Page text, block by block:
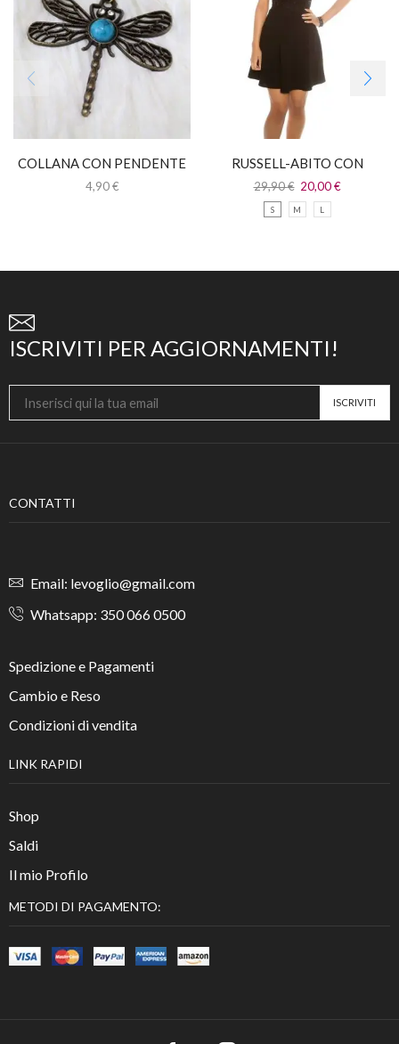
COLLANA CON PENDENTE
LIBELLULA
4,90€
RUSSELL-ABITO CON
CORPETTO IN PAILLETTES
29,90€ 20,00€
S M L
ISCRIVITI PER AGGIORNAMENTI!
CONTATTI
Email: levoglio@gmail.com
Whatsapp: 350 066 0500
Spedizione e Pagamenti
Cambio e Reso
Condizioni di vendita
LINK RAPIDI
Shop
Saldi
Il mio Profilo
METODI DI PAGAMENTO: